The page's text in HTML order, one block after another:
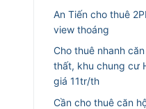
An Tiến cho thuê
view thoáng
Cho thuê nhanh
thất, khu chung cư
giá 11tr/th
Cần cho thuê căn